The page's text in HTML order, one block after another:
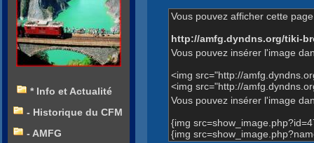
Vous pouvez afficher cette
http://amfg.dyndns.org/tiki-
Vous pouvez insérer l'image
<img src="http://
<img src="http://
Vous pouvez insérer l'image
{img
{img
* Info et Actualité
- Historique du CFM
- AMFG